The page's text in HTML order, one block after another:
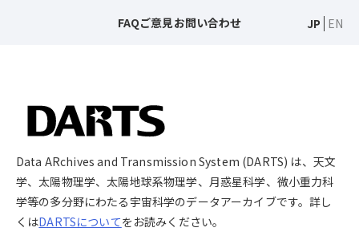
FAQご意見お問い合わせ JP EN
Data ARchives and Transmission System (DARTS) は、天文
学、太陽物理学、太陽地球系物理学、月惑星科学、微小重力科
学等の多分野にわたる宇宙科学のデータアーカイブです。詳し
くはDARTSについてをお読みください。